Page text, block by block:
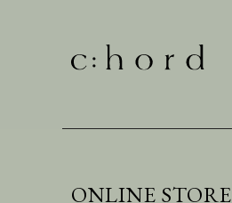
ONLINE STORE